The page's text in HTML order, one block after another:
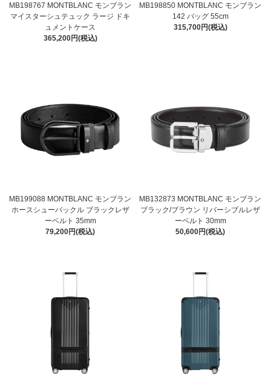
MB198767 MONTBLANC モンブラン
マイスターシュテュック ラージ ドキ
ュメントケース
365,200円(税込)
MB198850 MONTBLANC モンブラン
142 バッグ 55cm
315,700円(税込)
MB199088 MONTBLANC モンブラン
ホースシューバックル ブラックレザ
ーベルト 35mm
79,200円(税込)
MB132873 MONTBLANC モンブラン
ブラック/ブラウン リバーシブルレザ
ーベルト 30mm
50,600円(税込)